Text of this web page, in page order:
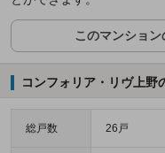
このマンション
コンフォリア・リヴ上野
総戸数 26戸